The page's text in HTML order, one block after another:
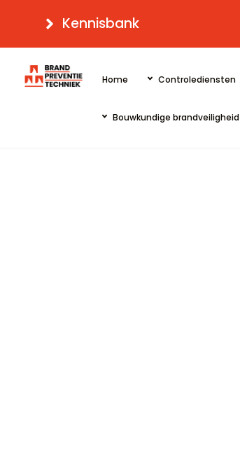
content
Kennisbank
Home Controlediensten
Bouwkundige brandveiligheid